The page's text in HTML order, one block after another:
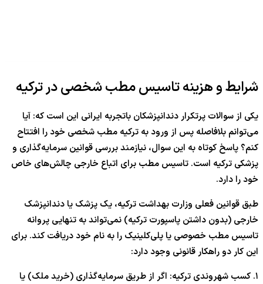
شرایط و هزینه تاسیس مطب شخصی در ترکیه
یکی از سوالات پرتکرار دندانپزشکان باتجربه ایرانی این است که: آیا
می‌توانم بلافاصله پس از ورود به ترکیه مطب شخصی خود را افتتاح
کنم؟ پاسخ کوتاه به این سوال، نیازمند بررسی قوانین سرمایه‌گذاری و
پزشکی ترکیه است. تاسیس مطب برای اتباع خارجی چالش‌های خاص
خود را دارد.
طبق قوانین فعلی وزارت بهداشت ترکیه، یک پزشک یا دندانپزشک
خارجی (بدون داشتن پاسپورت ترکیه) نمی‌تواند به تنهایی پروانه
تاسیس مطب خصوصی یا پلی‌کلینیک را به نام خود دریافت کند. برای
این کار دو راهکار قانونی وجود دارد:
۱. کسب شهروندی ترکیه: اگر از طریق سرمایه‌گذاری (خرید ملک) یا